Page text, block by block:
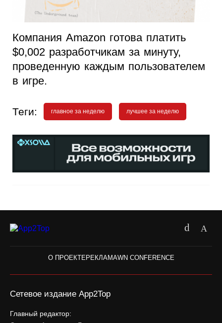
Компания Amazon готова платить
$0,002 разработчикам за минуту,
проведенную каждым пользователем
в игре.
Теги: главное за неделю лучшее за неделю
О ПРОЕКТЕ РЕКЛАМАWN CONFERENCE
Сетевое издание App2Top
Главный редактор: